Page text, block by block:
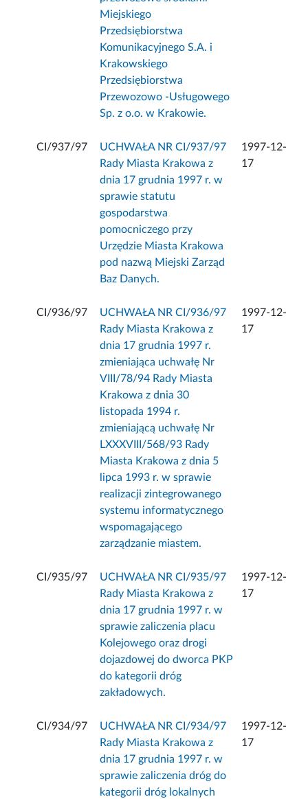
Miejskiego
Przedsiębiorstwa
Komunikacyjnego S.A. i
Krakowskiego
Przedsiębiorstwa
Przewozowo -Usługowego
Sp. z o.o. w Krakowie.
CI/937/97
UCHWAŁA NR CI/937/97
Rady Miasta Krakowa z
dnia 17 grudnia 1997 r. w
sprawie statutu
gospodarstwa
pomocniczego przy
Urzędzie Miasta Krakowa
pod nazwą Miejski Zarząd
Baz Danych.
1997-12-
17
CI/936/97
UCHWAŁA NR CI/936/97
Rady Miasta Krakowa z
dnia 17 grudnia 1997 r.
zmieniająca uchwałę Nr
VIII/78/94 Rady Miasta
Krakowa z dnia 30
listopada 1994 r.
zmieniającą uchwałę Nr
LXXXVIII/568/93 Rady
Miasta Krakowa z dnia 5
lipca 1993 r. w sprawie
realizacji zintegrowanego
systemu informatycznego
wspomagającego
zarządzanie miastem.
1997-12-
17
CI/935/97
UCHWAŁA NR CI/935/97
Rady Miasta Krakowa z
dnia 17 grudnia 1997 r. w
sprawie zaliczenia placu
Kolejowego oraz drogi
dojazdowej do dworca PKP
do kategorii dróg
zakładowych.
1997-12-
17
CI/934/97
UCHWAŁA NR CI/934/97
Rady Miasta Krakowa z
dnia 17 grudnia 1997 r. w
sprawie zaliczenia dróg do
kategorii dróg lokalnych
1997-12-
17